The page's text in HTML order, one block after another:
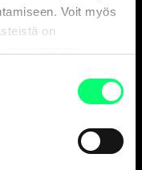
Voit myös
on